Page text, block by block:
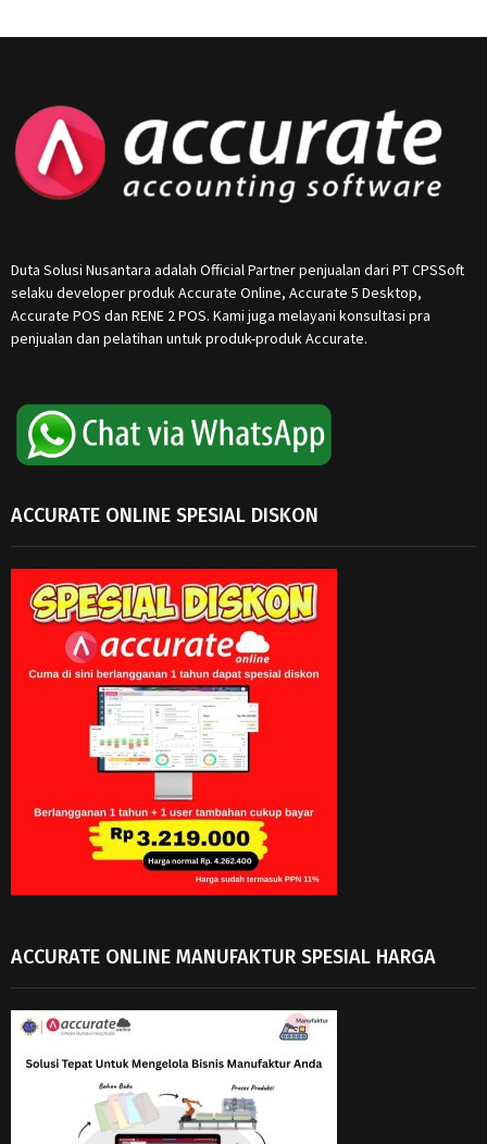
Duta Solusi Nusantara adalah Official Partner penjualan dari PT CPSSoft
selaku developer produk Accurate Online, Accurate 5 Desktop,
Accurate POS dan RENE 2 POS. Kami juga melayani konsultasi pra
penjualan dan pelatihan untuk produk-produk Accurate.
ACCURATE ONLINE SPESIAL DISKON
ACCURATE ONLINE MANUFAKTUR SPESIAL HARGA